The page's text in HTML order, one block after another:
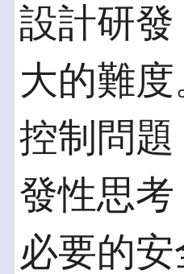
設計研
大的難
控制問
發性思
必要的